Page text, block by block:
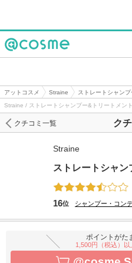
アットコスメ Straine ストレートシャン
Straine / ストレートシャンプー&トリートメン
ク
クチコミ一覧
Straine
ストレートシャ
16位 シャンプー・コン
ポイントがた
1,500円（税込）